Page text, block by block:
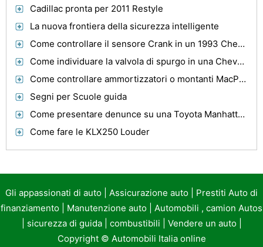
Cadillac pronta per 2011 Restyle
La nuova frontiera della sicurezza intelligente
Come controllare il sensore Crank in un 1993 Chevy Blazer 4.3
Come individuare la valvola di spurgo in una Chevy Prizm 2000
Come controllare ammortizzatori o montanti MacPherson in una Toyota Corolla
Segni per Scuole guida
Come presentare denunce su una Toyota Manhattan Concessionaria
Come fare le KLX250 Louder
Gli appassionati di auto Assicurazione auto
Prestiti Auto di
finanziamento
Manutenzione auto
Automobili , camion Autos
sicurezza di guida| combustibili Vendere un auto|
Copyright © Automobili Italia online